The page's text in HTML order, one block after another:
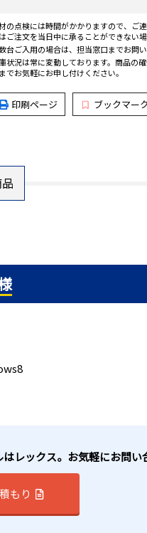
の点検には時間がかかりますので、ご
ご注文を当日中に承ることができない場
台ご入用の場合は、担当窓口までお問い
状況は常に変動しております。商品の
でお気軽にお申し付けください。
印刷ページ ブックマー
レックス。お気軽にお問い
もり